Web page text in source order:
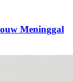
Meninggal